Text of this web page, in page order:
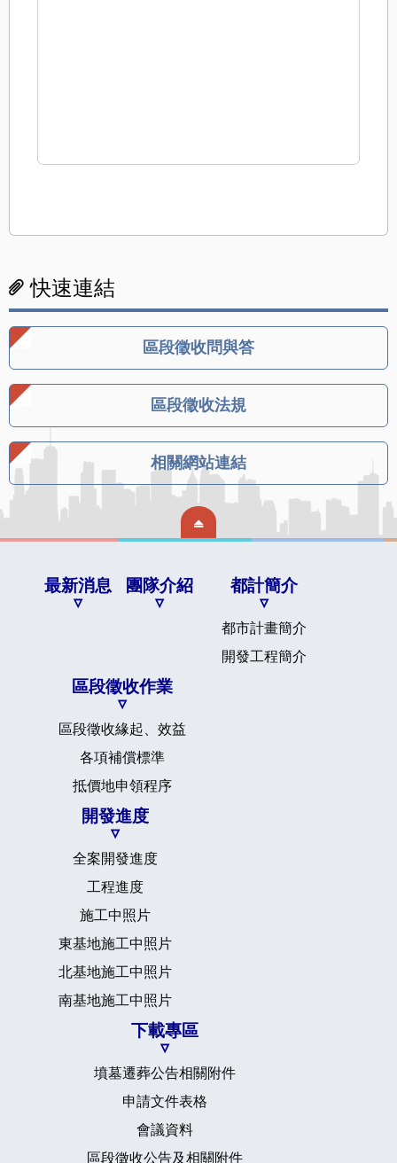
快速連結
區段徵收問與答
區段徵收法規
相關網站連結
最新消息 團隊介紹 都計簡介
都市計畫簡介
開發工程簡介
區段徵收作業
區段徵收緣起、效益
各項補償標準
抵價地申領程序
開發進度
全案開發進度
工程進度
施工中照片
東基地施工中照片
北基地施工中照片
南基地施工中照片
下載專區
墳墓遷葬公告相關附件
申請文件表格
會議資料
區段徵收公告及相關附件